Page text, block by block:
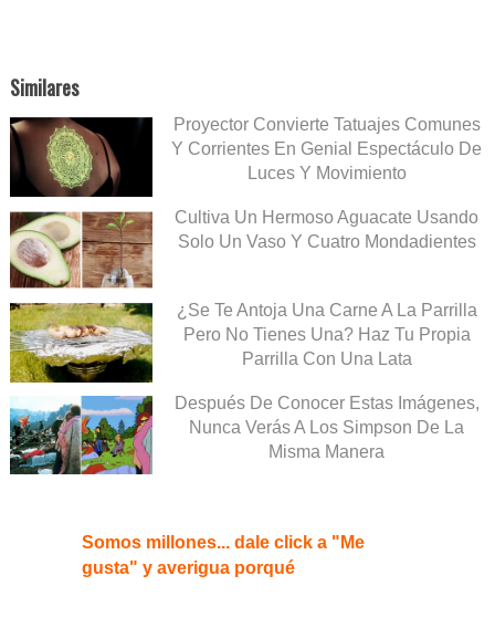
Similares
Proyector Convierte Tatuajes Comunes
Y Corrientes En Genial Espectáculo De
Luces Y Movimiento
Cultiva Un Hermoso Aguacate Usando
Solo Un Vaso Y Cuatro Mondadientes
¿Se Te Antoja Una Carne A La Parrilla
Pero No Tienes Una? Haz Tu Propia
Parrilla Con Una Lata
Después De Conocer Estas Imágenes,
Nunca Verás A Los Simpson De La
Misma Manera
Somos millones... dale click a "Me
gusta" y averigua porqué